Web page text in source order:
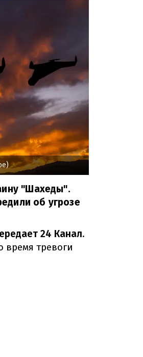
"Шахеды".
об угрозе
24 Канал.
время тревоги